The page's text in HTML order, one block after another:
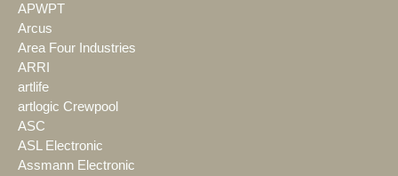
APWPT
Arcus
Area Four Industries
ARRI
artlife
artlogic Crewpool
ASC
ASL Electronic
Assmann Electronic